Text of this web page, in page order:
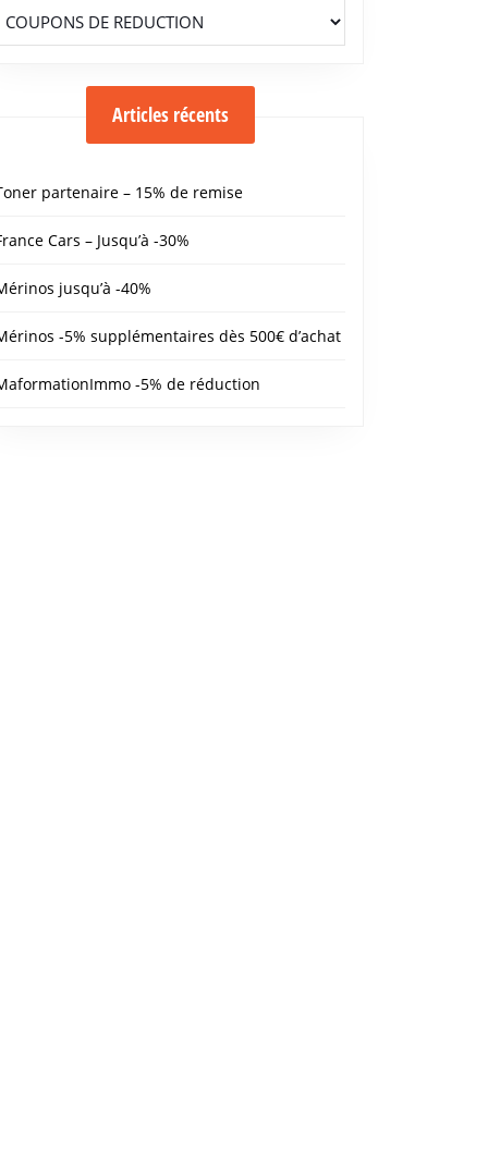
Articles récents
partenaire – 15% de remise
Cars – Jusqu’à -30%
jusqu’à -40%
-5% supplémentaires dès 500€ d’achat
-5% de réduction